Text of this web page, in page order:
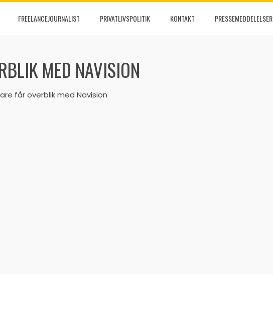
FREELANCEJOURNALIST PRIVATLIVSPOLITIK KONTAKT PRESSEMEDDELELSER
MED NAVISION
får overblik med Navision